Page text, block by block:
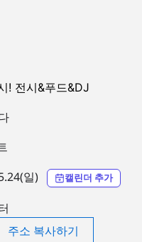
! 전시&푸드&DJ
일)
캘린더 추가
주소 복사하기